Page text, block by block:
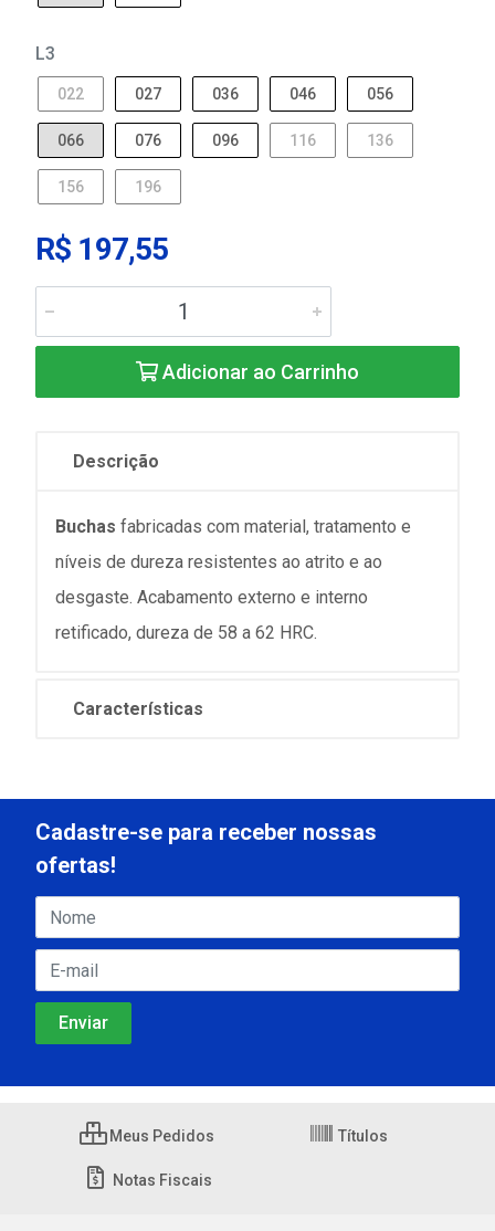
L3
022 027 036 046 056
066 076 096 116 136
156 196
R$ 197,55
Adicionar ao Carrinho
Descrição
Buchas fabricadas com material, tratamento e
níveis de dureza resistentes ao atrito e ao
desgaste. Acabamento externo e interno
retificado, dureza de 58 a 62 HRC.
Características
Cadastre-se para receber nossas
ofertas!
Meus Pedidos Títulos
Notas Fiscais